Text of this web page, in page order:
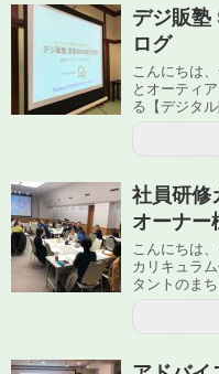
デジ販塾
ログ
こんにちは
とオーティ
る【デジタル
社員研修
オーナー
こんにちは
カリキュラ
タントのま